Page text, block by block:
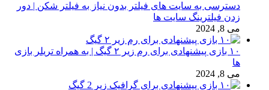
دسترسی به سایت های فیلتر بدون نیاز به فیلتر شکن | دور
زدن فیلترینگ سایت ها
می 8, 2024
۱۰ بازی پیشنهادی برای رم زیر ۲ گیگ | به همراه تریلر بازی
ها
می 8, 2024